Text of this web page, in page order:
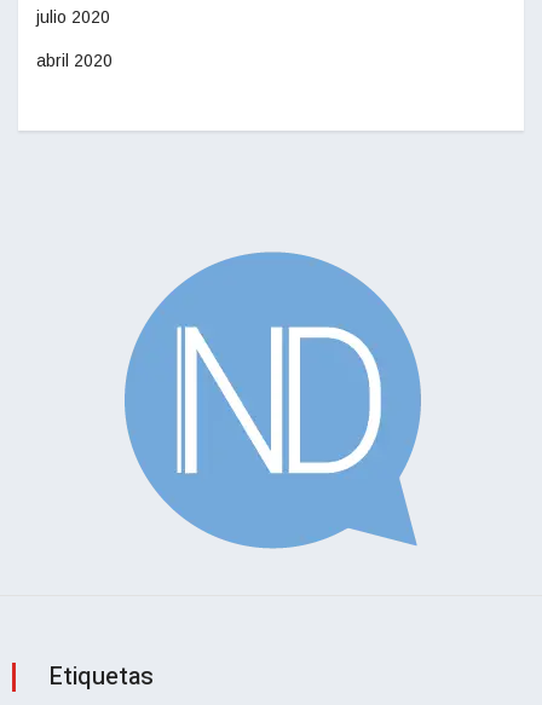
julio 2020
abril 2020
Etiquetas